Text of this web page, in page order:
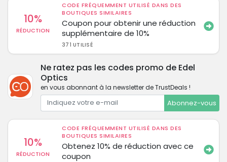
10%
RÉDUCTION
CODE FRÉQUEMMENT UTILISÉ DANS DES
BOUTIQUES SIMILAIRES
Coupon pour obtenir une réduction
supplémentaire de 10%
371 UTILISÉ
Ne ratez pas les codes promo de Edel
Optics
en vous abonnant à la newsletter de TrustDeals !
Abonnez-vous
10%
RÉDUCTION
CODE FRÉQUEMMENT UTILISÉ DANS DES
BOUTIQUES SIMILAIRES
Obtenez 10% de réduction avec ce
coupon